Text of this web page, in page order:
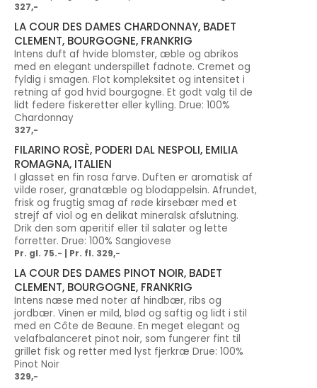
327,-
LA COUR DES DAMES CHARDONNAY, BADET
CLEMENT, BOURGOGNE, FRANKRIG
Intens duft af hvide blomster, æble og abrikos
med en elegant underspillet fadnote. Cremet og
fyldig i smagen. Flot kompleksitet og intensitet i
retning af god hvid bourgogne. Et godt valg til de
lidt federe fiskeretter eller kylling. Drue: 100%
Chardonnay
327,-
FILARINO ROSÈ, PODERI DAL NESPOLI, EMILIA
ROMAGNA, ITALIEN
I glasset en fin rosa farve. Duften er aromatisk af
vilde roser, granatæble og blodappelsin. Afrundet,
frisk og frugtig smag af røde kirsebær med et
strejf af viol og en delikat mineralsk afslutning.
Drik den som aperitif eller til salater og lette
forretter. Drue: 100% Sangiovese
Pr. gl. 75.- | Pr. fl. 329,-
LA COUR DES DAMES PINOT NOIR, BADET
CLEMENT, BOURGOGNE, FRANKRIG
Intens næse med noter af hindbær, ribs og
jordbær. Vinen er mild, blød og saftig og lidt i stil
med en Côte de Beaune. En meget elegant og
velafbalanceret pinot noir, som fungerer fint til
grillet fisk og retter med lyst fjerkræ Drue: 100%
Pinot Noir
329,-